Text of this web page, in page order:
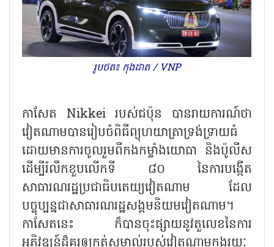
រូបថត៖ កុងដាត / VNP
កាសែត Nikkei របស់ជប៉ុន បានរាយការណ៍ថា
វៀតណាមបានរៀបចំពិធីព្យុហយាត្រាទ្រង់ទ្រាយធំ
ដោយមានការចូលរួមពីកងកម្លាំងយោធា និងប៉ូលីស
ដើម្បីរំលឹកខួបលើកទី ៨០ នៃការបង្កើត
សាធារណរដ្ឋប្រជាធិបតេយ្យវៀតណាម ដែល
បច្ចុប្បន្នជាសាធារណរដ្ឋសង្គមនិយមវៀតណាម។
កាសែតនេះ ក៏បានចុះផ្សាយនូវតួលេខនៃការ
អភិវឌ្ឍន៍ដ៏គួរឲ្យកត់សម្គាល់របស់វៀតណាមក្នុងរយៈ